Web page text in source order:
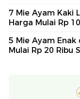
7 Mie Ayam Kaki
Harga Mulai Rp
5 Mie Ayam
Mulai Rp 20 Ribu